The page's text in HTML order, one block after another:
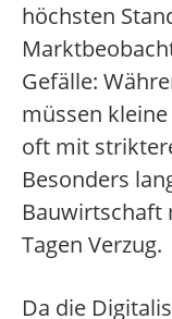
höchsten
Gefälle:
müssen
oft mit
Besonders
Bauwirtschaft
Tagen Verzug.
Da die